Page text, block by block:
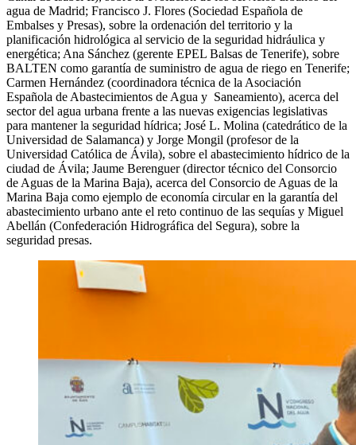
agua de Madrid; Francisco J. Flores (Sociedad Española de
Embalses y Presas), sobre la ordenación del territorio y la
planificación hidrológica al servicio de la seguridad hidráulica y
energética; Ana Sánchez (gerente EPEL Balsas de Tenerife), sobre
BALTEN como garantía de suministro de agua de riego en Tenerife;
Carmen Hernández (coordinadora técnica de la Asociación
Española de Abastecimientos de Agua y Saneamiento), acerca del
sector del agua urbana frente a las nuevas exigencias legislativas
para mantener la seguridad hídrica; José L. Molina (catedrático de la
Universidad de Salamanca) y Jorge Mongil (profesor de la
Universidad Católica de Ávila), sobre el abastecimiento hídrico de la
ciudad de Ávila; Jaume Berenguer (director técnico del Consorcio
de Aguas de la Marina Baja), acerca del Consorcio de Aguas de la
Marina Baja como ejemplo de economía circular en la garantía del
abastecimiento urbano ante el reto continuo de las sequías y Miguel
Abellán (Confederación Hidrográfica del Segura), sobre la
seguridad presas.